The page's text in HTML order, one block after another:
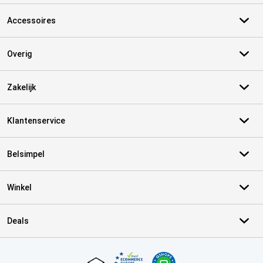
Accessoires
Overig
Zakelijk
Klantenservice
Belsimpel
Winkel
Deals